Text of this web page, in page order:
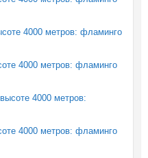
4000 метров: фламинго
4000 метров: фламинго
4000 метров:
4000 метров: фламинго